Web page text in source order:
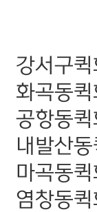
강서구
화곡동
공항동
내발산
마곡동
염창동
강서구퀵화물서비
화곡동퀵화물/
가양동퀵화물/
공항동퀵화물/
과해동퀵화물/
내발산동퀵화물/
등촌동퀵화물/
마곡동퀵화물/
방화동퀵화물/
염창동퀵화물/
외발산동퀵화물